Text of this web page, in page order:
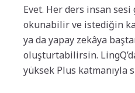
Evet. Her ders insan
okunabilir ve istediğin
ya da yapay zekâya
oluşturtabilirsin.
yüksek Plus katmanıyla